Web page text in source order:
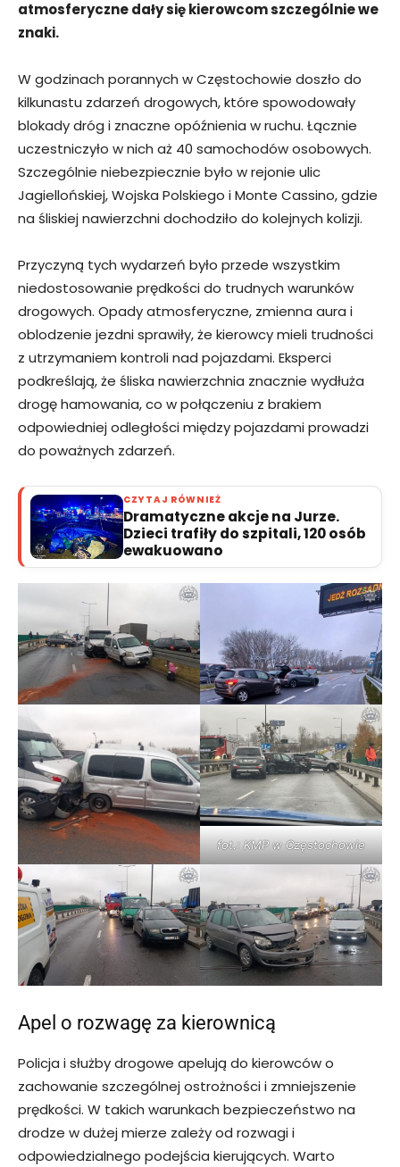
atmosferyczne dały się kierowcom szczególnie we
znaki.
W godzinach porannych w Częstochowie doszło do
kilkunastu zdarzeń drogowych, które spowodowały
blokady dróg i znaczne opóźnienia w ruchu. Łącznie
uczestniczyło w nich aż 40 samochodów osobowych.
Szczególnie niebezpiecznie było w rejonie ulic
Jagiellońskiej, Wojska Polskiego i Monte Cassino, gdzie
na śliskiej nawierzchni dochodziło do kolejnych kolizji.
Przyczyną tych wydarzeń było przede wszystkim
niedostosowanie prędkości do trudnych warunków
drogowych. Opady atmosferyczne, zmienna aura i
oblodzenie jezdni sprawiły, że kierowcy mieli trudności
z utrzymaniem kontroli nad pojazdami. Eksperci
podkreślają, że śliska nawierzchnia znacznie wydłuża
drogę hamowania, co w połączeniu z brakiem
odpowiedniej odległości między pojazdami prowadzi
do poważnych zdarzeń.
CZYTAJ RÓWNIEŻ
Dramatyczne akcje na Jurze.
Dzieci trafiły do szpitali, 120 osób
ewakuowano
fot.: KMP w Częstochowie
Apel o rozwagę za kierownicą
Policja i służby drogowe apelują do kierowców o
zachowanie szczególnej ostrożności i zmniejszenie
prędkości. W takich warunkach bezpieczeństwo na
drodze w dużej mierze zależy od rozwagi i
odpowiedzialnego podejścia kierujących. Warto